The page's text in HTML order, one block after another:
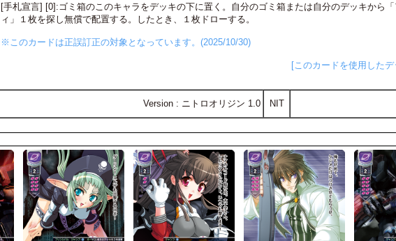
[手札宣言] [0]:ゴミ箱のこのキャラをデッキの下に置く。自分のゴミ箱または自分のデッキから
ィ」１枚を探し無償で配置する。したとき、１枚ドローする。
※このカードは正誤訂正の対象となっています。(2025/10/30)
[このカードを使用した
Version : ニトロオリジン 1.0 NIT